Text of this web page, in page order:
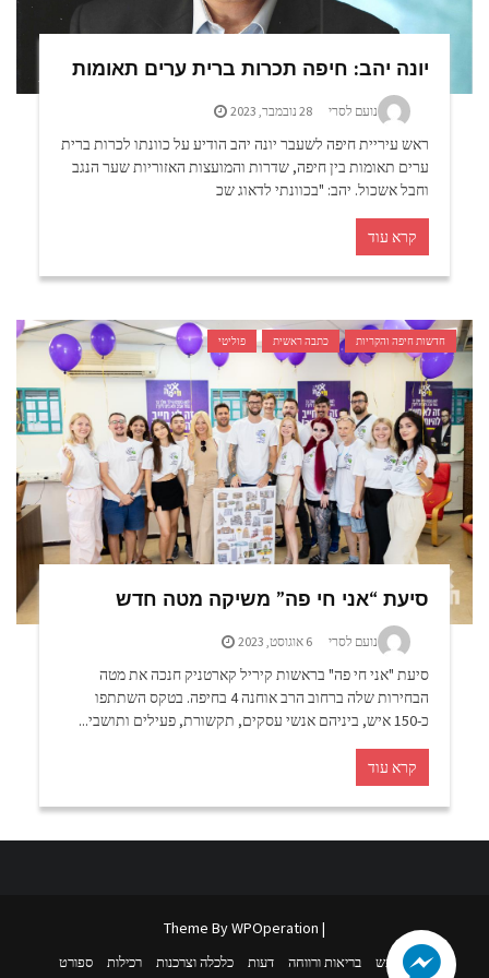
יונה יהב: חיפה תכרות ברית ערים תאומות
נועם לסרי 28 נובמבר, 2023
ראש עיריית חיפה לשעבר יונה יהב הודיע על כוונתו לכרות ברית
ערים תאומות בין חיפה, שדרות והמועצות האזוריות שער הנגב
וחבל אשכול. יהב: "בכוונתי לדאוג שכ
קרא עוד
חדשות חיפה והקריות כתבה ראשית פוליטי
סיעת “אני חי פה” משיקה מטה חדש
נועם לסרי 6 אוגוסט, 2023
סיעת "אני חי פה" בראשות קיריל קארטניק חנכה את מטה
הבחירות שלה ברחוב הרב אוחנה 4 בחיפה. בטקס השתתפו
כ-150 איש, ביניהם אנשי עסקים, תקשורת, פעילים ותושבי...
קרא עוד
| Theme By
WPOperation
נדל”ן נופש בריאות ורווחה דעות כלכלה וצרכנות רכילות
ספורט